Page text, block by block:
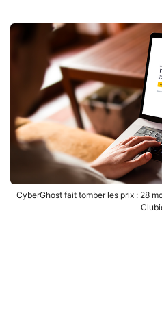
CyberGhost fait tomber les prix : 28